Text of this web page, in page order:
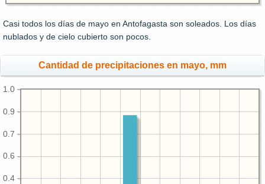
Casi todos los días de mayo en Antofagasta son soleados. Los días
nublados y de cielo cubierto son pocos.
Cantidad de precipitaciones en mayo, mm
0.4
0.6
0.7
0.9
1.0